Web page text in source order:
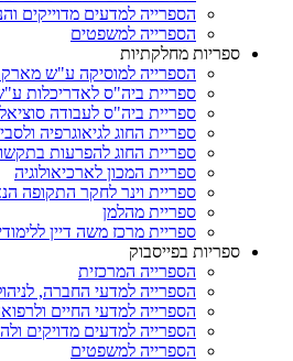
הספרייה למדעים מדוייקים
הספרייה למשפטים
ספריות מחלקתיות
הספרייה למוסיקה ע"ש מארק
ספריית ביה"ס לאדריכלות
ספריית ביה"ס לעבודה
ספריית החוג לגיאוגרפיה
ספריית החוג להפרעות
ספריית המכון לארכיאולוגיה
ספריית וינר לחקר התקופה
ספריית מהלמן
ספריית מרכז משה דיין
ספריות בפייסבוק
הספרייה המרכזית
הספרייה למדעי החברה,
הספרייה למדעי החיים
הספרייה למדעים מדויקים
הספרייה למשפטים